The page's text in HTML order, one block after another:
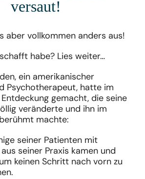
versaut!
aber vollkommen anders aus!
habe? Lies weiter…
ein amerikanischer
Psychotherapeut, hatte im
gemacht, die seine
veränderte und ihn im
machte:
seiner Patienten mit
seiner Praxis kamen und
keinen Schritt nach vorn zu